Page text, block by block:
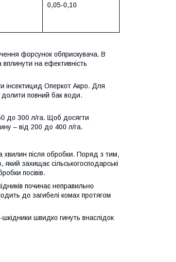
0,05-0,10
форсунок обприскувача. В
на ефективність
інсектицид Оперкот Акро. Для
повний бак води.
до 300 л/га. Щоб досягти
– від 200 до 400 л/га.
хвилин після обробки. Поряд з тим,
захищає сільськогосподарські
посівів.
починає неправильно
до загибелі комах протягом
швидко гинуть внаслідок